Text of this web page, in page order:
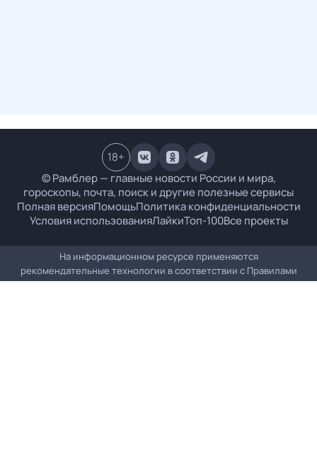
© Рамблер — главные новости России и мира,
гороскопы, почта, поиск и другие полезные сервисы
Полная версияПомощьПолитика конфиденциальности
Условия использованияЛайкиТоп-100Все проекты
18+
На информационном ресурсе применяются
рекомендательные технологии в соответствии с Правилами